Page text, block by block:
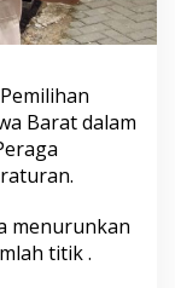
Barat dalam
menurunkan
titik .